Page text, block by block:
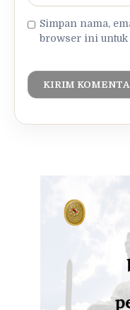
Simpan nama,
browser ini untuk